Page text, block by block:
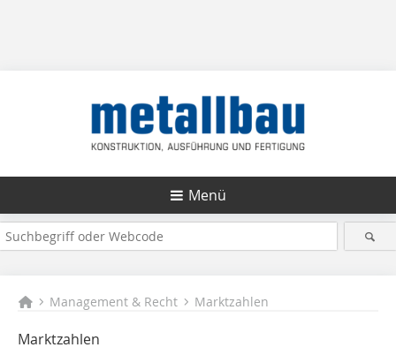
Menü
Management & Recht Marktzahlen
Marktzahlen